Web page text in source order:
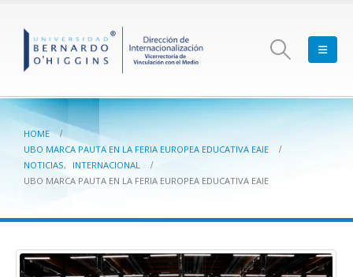
HOME
UBO MARCA PAUTA EN LA FERIA EUROPEA EDUCATIVA EAIE
NOTICIAS,
INTERNACIONAL
UBO MARCA PAUTA EN LA FERIA EUROPEA EDUCATIVA EAIE